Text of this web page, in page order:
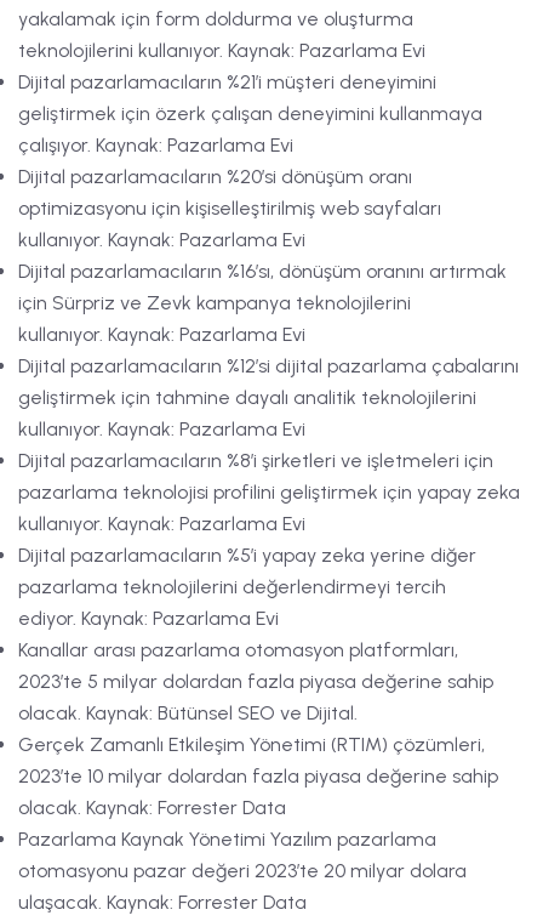
yakalamak için form doldurma ve oluşturma
teknolojilerini kullanıyor. Kaynak: Pazarlama Evi
Dijital pazarlamacıların %21’i müşteri deneyimini
geliştirmek için özerk çalışan deneyimini kullanmaya
çalışıyor. Kaynak: Pazarlama Evi
Dijital pazarlamacıların %20’si dönüşüm oranı
optimizasyonu için kişiselleştirilmiş web sayfaları
kullanıyor. Kaynak: Pazarlama Evi
Dijital pazarlamacıların %16’sı, dönüşüm oranını artırmak
için Sürpriz ve Zevk kampanya teknolojilerini
kullanıyor. Kaynak: Pazarlama Evi
Dijital pazarlamacıların %12’si dijital pazarlama çabalarını
geliştirmek için tahmine dayalı analitik teknolojilerini
kullanıyor. Kaynak: Pazarlama Evi
Dijital pazarlamacıların %8’i şirketleri ve işletmeleri için
pazarlama teknolojisi profilini geliştirmek için yapay zeka
kullanıyor. Kaynak: Pazarlama Evi
Dijital pazarlamacıların %5’i yapay zeka yerine diğer
pazarlama teknolojilerini değerlendirmeyi tercih
ediyor. Kaynak: Pazarlama Evi
Kanallar arası pazarlama otomasyon platformları,
2023’te 5 milyar dolardan fazla piyasa değerine sahip
olacak. Kaynak: Bütünsel SEO ve Dijital.
Gerçek Zamanlı Etkileşim Yönetimi (RTIM) çözümleri,
2023’te 10 milyar dolardan fazla piyasa değerine sahip
olacak. Kaynak: Forrester Data
Pazarlama Kaynak Yönetimi Yazılım pazarlama
otomasyonu pazar değeri 2023’te 20 milyar dolara
ulaşacak. Kaynak: Forrester Data